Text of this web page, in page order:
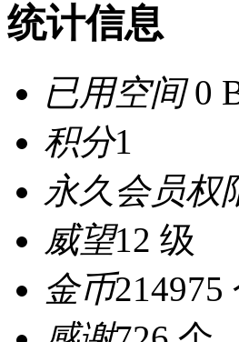
统计信息
已用空间0
积分1
永久会员权
威望12 级
金币214975